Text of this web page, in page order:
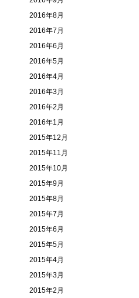
2016年8月
2016年7月
2016年6月
2016年5月
2016年4月
2016年3月
2016年2月
2016年1月
2015年12月
2015年11月
2015年10月
2015年9月
2015年8月
2015年7月
2015年6月
2015年5月
2015年4月
2015年3月
2015年2月